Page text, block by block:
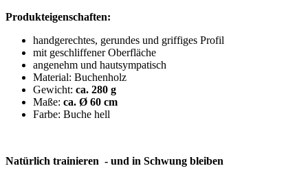
Produkteigenschaften:
handgerechtes, gerundes und griffiges Profil
mit geschliffener Oberfläche
angenehm und hautsympatisch
Material: Buchenholz
Gewicht: ca. 280 g
Maße: ca. Ø 60 cm
Farbe: Buche hell
Natürlich trainieren - und in Schwung bleiben